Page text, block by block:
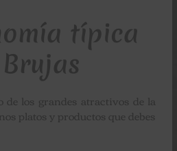
típica
de los grandes atractivos de la
platos y productos que debes